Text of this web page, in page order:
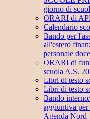
giorno di
ORARI di
Calendario
Bando per
all'estero
personale
ORARI di
scuola A.S.
Libri di testo
Libri di testo
Bando
aggiuntiva
Agenda Nord